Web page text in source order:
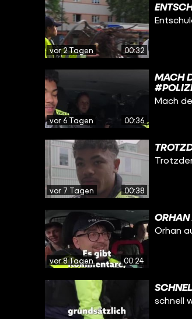
vor 2 Tagen 00:32
vor 6 Tagen 00:36
MACH
Mach
vor 7 Tagen 00:38
vor 8 Tagen 00:24
ORHAN
Orhan
schnell